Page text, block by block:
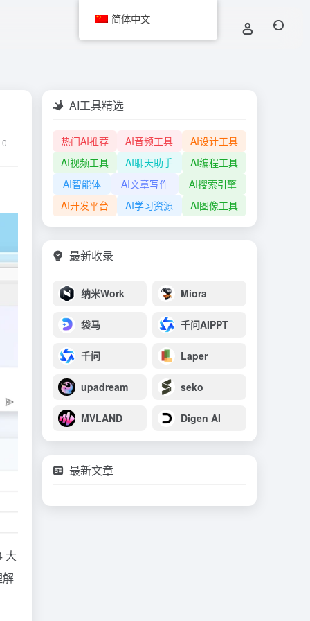
0
大
解
AI工具精选
热门AI推荐 AI音频工具
AI设计工具
AI视频工具
AI聊天助手
AI编程工具
AI智能体
AI文章写作
AI搜索引擎
AI开发平台
AI学习资源 AI图像工具
最新收录
纳米Work Miora
袋马 千问AIPPT
千问 Laper
upadream seko
MVLAND Digen AI
最新文章
简体中文